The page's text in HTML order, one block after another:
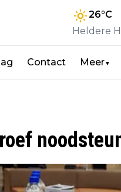
26°C
Heldere
Contact Meer▼